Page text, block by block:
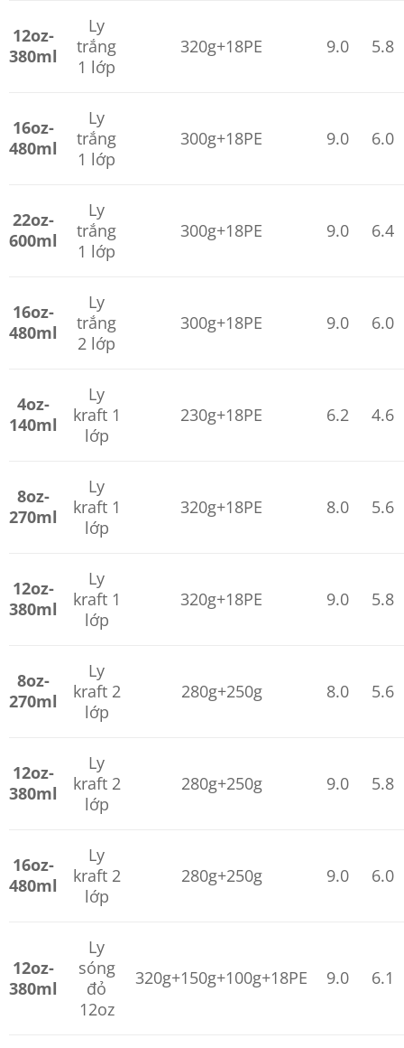
12oz-
380ml
Ly
trắng
1 lớp
320g+18PE 9.0 5.8
16oz-
480ml
Ly
trắng
1 lớp
300g+18PE 9.0 6.0
22oz-
600ml
Ly
trắng
1 lớp
300g+18PE 9.0 6.4
16oz-
480ml
Ly
trắng
2 lớp
300g+18PE 9.0 6.0
4oz-
140ml
Ly
kraft 1
lớp
230g+18PE 6.2 4.6
8oz-
270ml
Ly
kraft 1
lớp
320g+18PE 8.0 5.6
12oz-
380ml
Ly
kraft 1
lớp
320g+18PE 9.0 5.8
8oz-
270ml
Ly
kraft 2
lớp
280g+250g 8.0 5.6
12oz-
380ml
Ly
kraft 2
lớp
280g+250g 9.0 5.8
16oz-
480ml
Ly
kraft 2
lớp
280g+250g 9.0 6.0
12oz-
380ml
Ly
sóng
đỏ
12oz
320g+150g+100g+18PE 9.0 6.1